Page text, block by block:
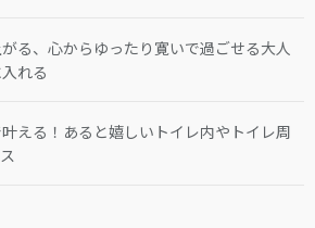
る、心からゆったり寛いで過ごせる大人
れる
える！あると嬉しいトイレ内やトイレ周